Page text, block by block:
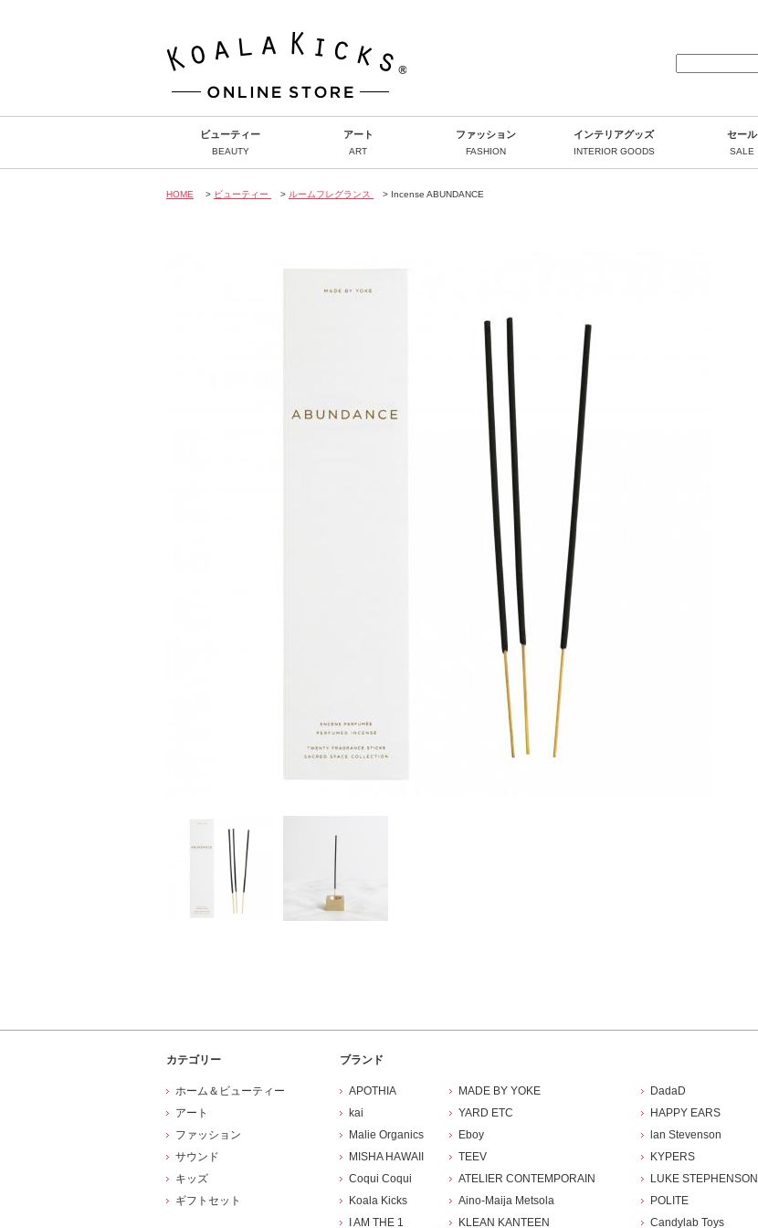
ビューティー
BEAUTY
アート
ART
ファッション
FASHION
インテリアグッズ
INTERIOR GOODS
セール
SALE
HOME > ビューティー > ルームフレグランス > Incense ABUNDANCE
カテゴリー
ホーム＆ビューティー
アート
ファッション
サウンド
キッズ
ギフトセット
ブランド
APOTHIA
kai
Malie Organics
MISHA HAWAII
Coqui Coqui
Koala Kicks
I AM THE 1
MADE BY YOKE
YARD ETC
Eboy
TEEV
ATELIER CONTEMPORAIN
Aino-Maija Metsola
KLEAN KANTEEN
DadaD
HAPPY EARS
lan Stevenson
KYPERS
LUKE STEPHENSON
POLITE
Candylab Toys